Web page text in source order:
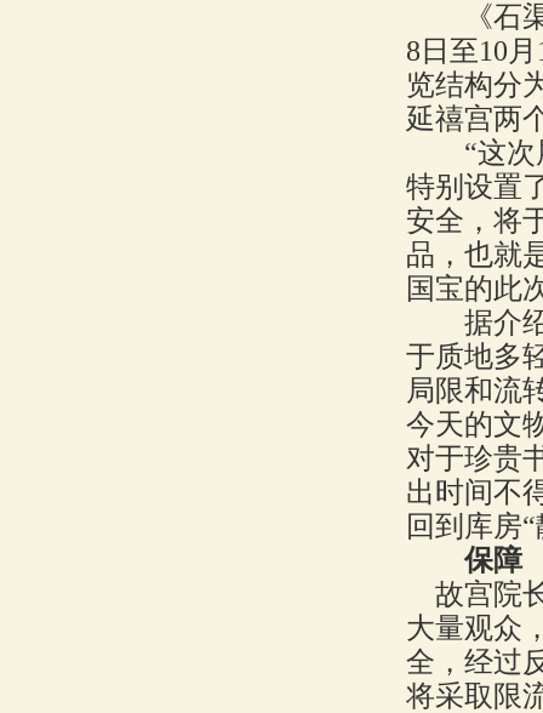
《石渠
8日至10
览结构分
延禧宫两
“这次展
特别设置
安全，将
品，也就
国宝的此
据介绍
于质地多
局限和流
今天的文
对于珍贵
出时间不
回到库房
保障
故宫院
大量观众
全，经过
将采取限